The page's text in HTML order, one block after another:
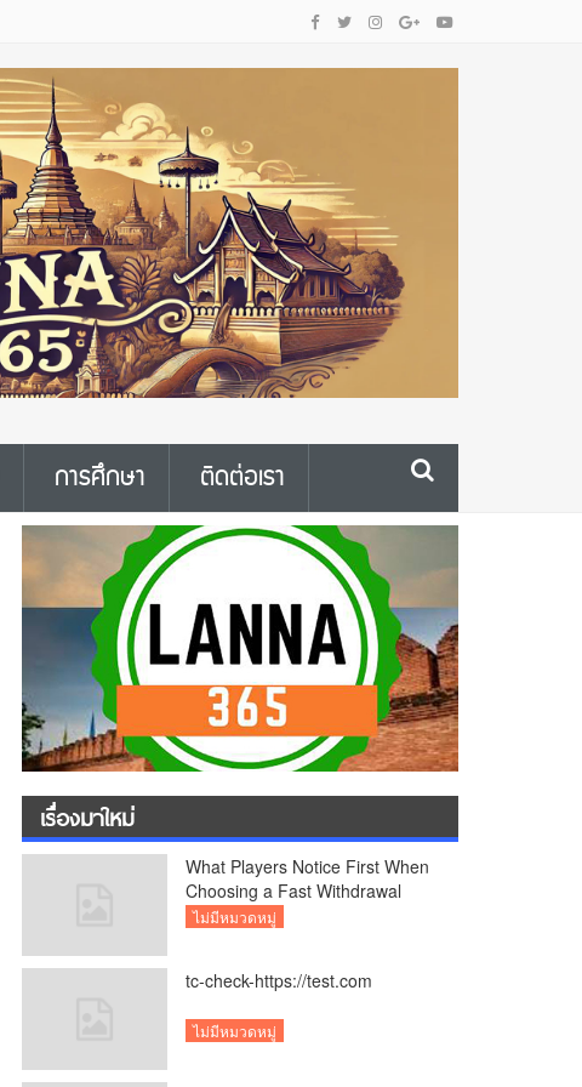
การศึกษา ติดต่อเรา
เรื่องมาใหม่
What Players Notice First When
Choosing a Fast Withdrawal
Casino UK
ไม่มีหมวดหมู่
tc-check-https://test.com
ไม่มีหมวดหมู่